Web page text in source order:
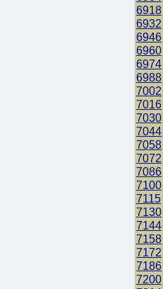
6918
6932
6946
6960
6974
6988
7002
7016
7030
7044
7058
7072
7086
7100
7115
7130
7144
7158
7172
7186
7200